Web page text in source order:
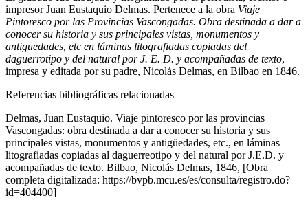
impresor Juan Eustaquio Delmas. Pertenece a la obra Viaje
Pintoresco por las Provincias Vascongadas. Obra destinada a dar a
conocer su historia y sus principales vistas, monumentos y
antigüedades, etc en láminas litografiadas copiadas del
daguerrotipo y del natural por J. E. D. y acompañadas de texto,
impresa y editada por su padre, Nicolás Delmas, en Bilbao en 1846.
Referencias bibliográficas relacionadas
Delmas, Juan Eustaquio. Viaje pintoresco por las provincias
Vascongadas: obra destinada a dar a conocer su historia y sus
principales vistas, monumentos y antigüedades, etc., en láminas
litografiadas copiadas al daguerreotipo y del natural por J.E.D. y
acompañadas de texto. Bilbao, Nicolás Delmas, 1846, [Obra
completa digitalizada: https://bvpb.mcu.es/es/consulta/registro.do?
id=404400]